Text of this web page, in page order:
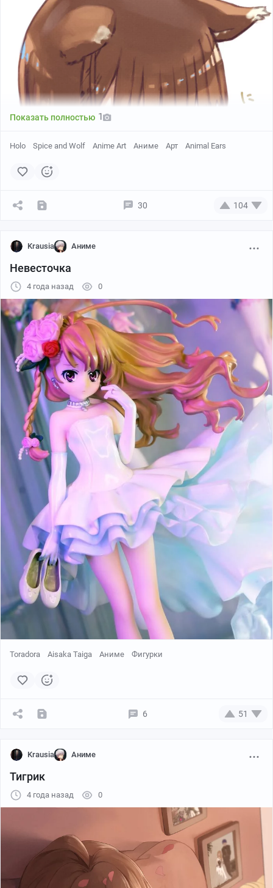
pixiv
Показать полностью 1
Holo Spice and Wolf Anime Art Аниме Арт Animal Ears
30 104
Krausia Аниме
Невесточка
4 года назад 0
Toradora Aisaka Taiga Аниме Фигурки
6 51
Krausia Аниме
Тигрик
4 года назад 0